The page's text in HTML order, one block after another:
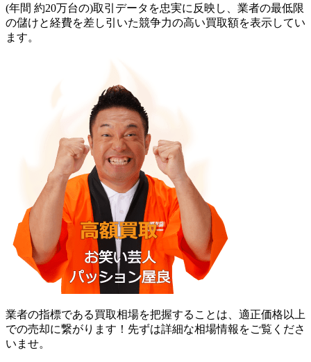
(年間 約20万台の)取引データを忠実に反映し、業者の最低限
の儲けと経費を差し引いた競争力の高い買取額を表示してい
ます。
業者の指標である買取相場を把握することは、適正価格以上
での売却に繋がります！先ずは詳細な相場情報をご覧くださ
いませ。